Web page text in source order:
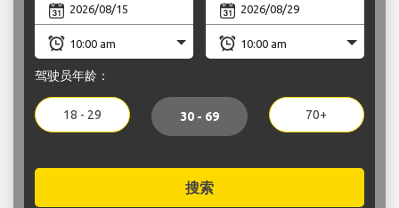
驾驶员年龄：
18 - 29 30 - 69 70+
搜索